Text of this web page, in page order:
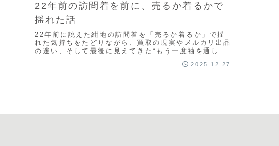
22年前の訪問着を前に、売るか着るかで
揺れた話
22年前に誂えた紺地の訪問着を「売るか着るか」で揺
れた気持ちをたどりながら、買取の現実やメルカリ出品
の迷い、そして最後に見えてきた“もう一度袖を通して
2025.12.27